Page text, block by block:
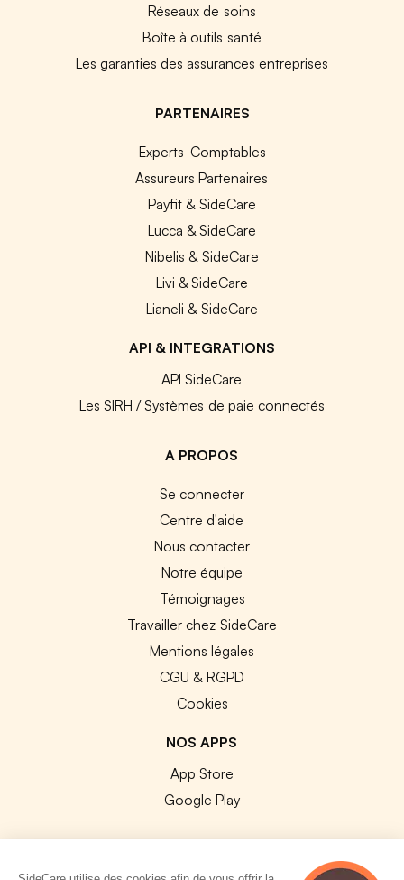
Réseaux de soins
Boîte à outils santé
Les garanties des assurances entreprises
PARTENAIRES
Experts-Comptables
Assureurs Partenaires
Payfit & SideCare
Lucca & SideCare
Nibelis & SideCare
Livi & SideCare
Lianeli & SideCare
API & INTEGRATIONS
API SideCare
Les SIRH / Systèmes de paie connectés
A PROPOS
Se connecter
Centre d'aide
Nous contacter
Notre équipe
Témoignages
Travailler chez SideCare
Mentions légales
CGU & RGPD
Cookies
NOS APPS
App Store
Google Play